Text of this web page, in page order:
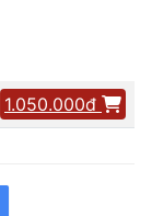
1.050.000đ